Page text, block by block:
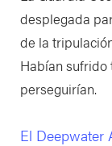
desplegada
de la
Habían sufrido
perseguirían.
El Deepwater